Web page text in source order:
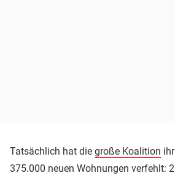
Tatsächlich hat die große Koalition
375.000 neuen Wohnungen verfehlt: